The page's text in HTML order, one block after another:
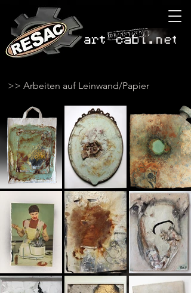
>> Arbeiten auf Leinwand/Papier